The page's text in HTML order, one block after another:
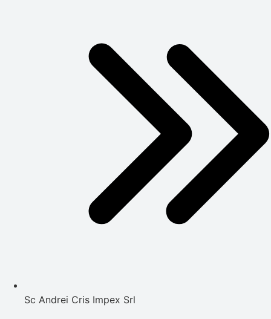
Sc Andrei Cris Impex Srl